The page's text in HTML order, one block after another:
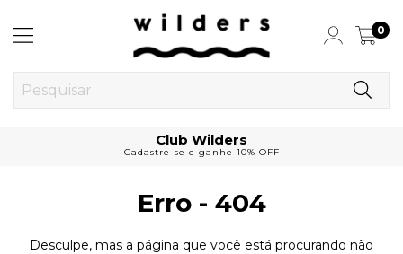
0
Club Wilders
Cadastre-se e ganhe 10% OFF
Erro - 404
Desculpe, mas a página que você está procurando não